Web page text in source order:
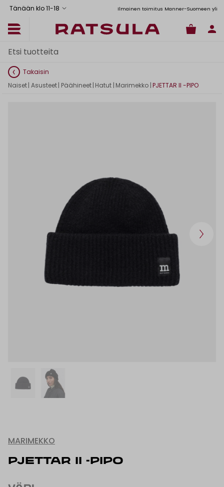
Tänään klo 11-18
Toimituskulut alk. 6,90€ Ilmainen toimitus Manner-Suomeen yli
Takaisin
Naiset| Asusteet| Päähineet | Hatut | Marimekko |PJETTAR II -PIPO
MARIMEKKO
PJETTAR II -PIPO